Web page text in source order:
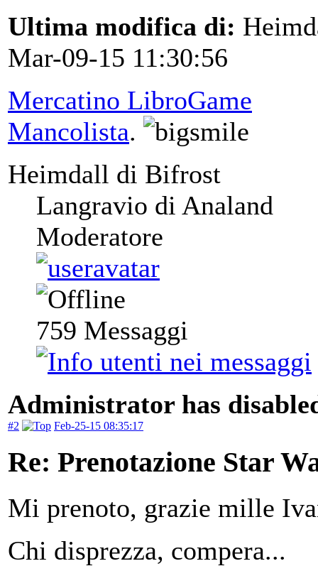
Ultima modifica di:
Mar-09-15 11:30:56
Mercatino LibroGame
Mancolista.
Heimdall di Bifrost
Langravio di Analand
Moderatore
759 Messaggi
Administrator has
#2 Feb-25-15 08:35:17
Re: Prenotazione Star
Mi prenoto, grazie mille
Chi disprezza, compera...